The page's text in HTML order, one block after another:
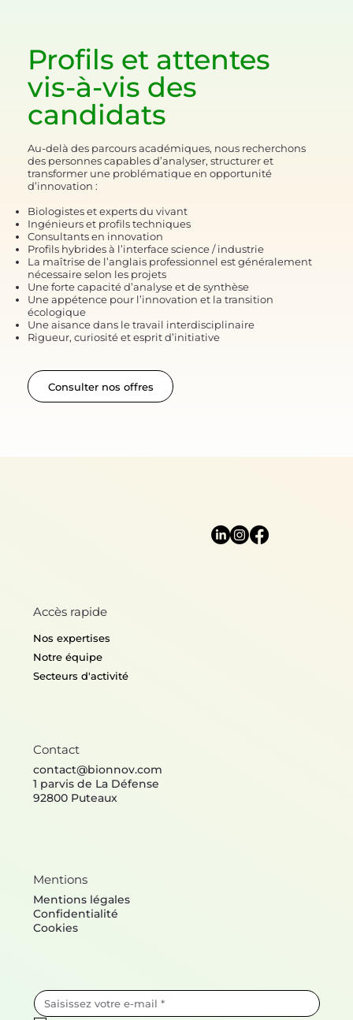
Profils et attentes
vis-à-vis des
candidats
Au-delà des parcours académiques, nous recherchons
des personnes capables d’analyser, structurer et
transformer une problématique en opportunité
d’innovation :
Biologistes et experts du vivant
Ingénieurs et profils techniques
Consultants en innovation
Profils hybrides à l’interface science / industrie
La maîtrise de l’anglais professionnel est généralement
nécessaire selon les projets
Une forte capacité d’analyse et de synthèse
Une appétence pour l’innovation et la transition
écologique
Une aisance dans le travail interdisciplinaire
Rigueur, curiosité et esprit d’initiative
Consulter nos offres
Accès rapide
Nos expertises
Notre équipe
Secteurs d'activité
Contact
contact@bionnov.com
1 parvis de La Défense
92800 Puteaux
Mentions
Mentions légales
Confidentialité
Cookies